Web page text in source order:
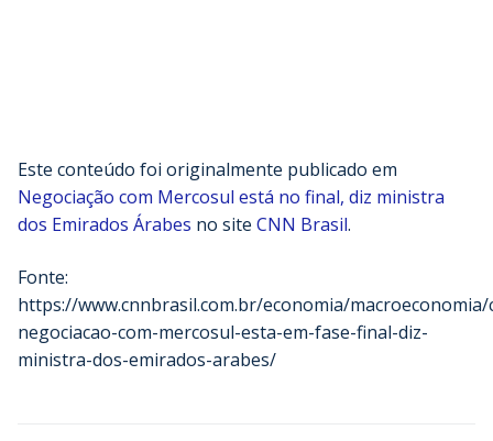
Este conteúdo foi originalmente publicado em
Negociação com Mercosul está no final, diz ministra
dos Emirados Árabes no site CNN Brasil.
Fonte:
https://www.cnnbrasil.com.br/economia/
negociacao-com-mercosul-esta-em-fase-final-diz-
ministra-dos-emirados-arabes/